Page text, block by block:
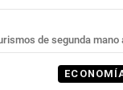
de segunda mano